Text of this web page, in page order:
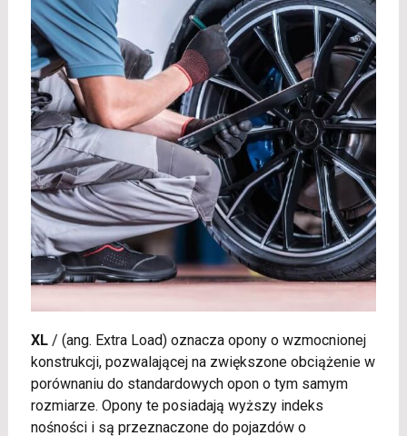
XL/ (ang. Extra Load) oznacza opony o wzmocnionej
konstrukcji, pozwalającej na zwiększone obciążenie w
porównaniu do standardowych opon o tym samym
rozmiarze. Opony te posiadają wyższy indeks
nośności i są przeznaczone do pojazdów o